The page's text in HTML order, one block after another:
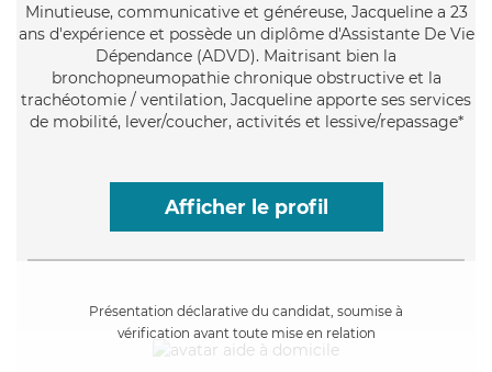
Minutieuse, communicative et généreuse, Jacqueline a 23
ans d'expérience et possède un diplôme d'Assistante De Vie
Dépendance (ADVD). Maitrisant bien la
bronchopneumopathie chronique obstructive et la
trachéotomie / ventilation, Jacqueline apporte ses services
de mobilité, lever/coucher, activités et lessive/repassage*
Afficher le profil
Présentation déclarative du candidat, soumise à
vérification avant toute mise en relation